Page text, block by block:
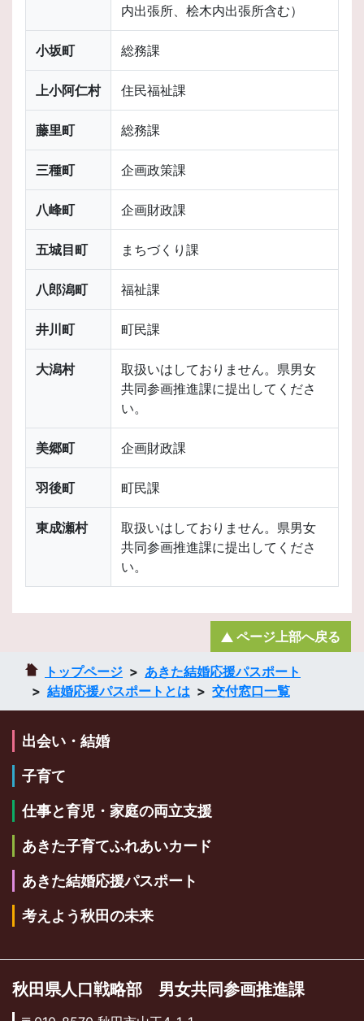
内出張所、桧木内出張所含む）
小坂町 総務課
上小阿仁村 住民福祉課
藤里町 総務課
三種町 企画政策課
八峰町 企画財政課
五城目町 まちづくり課
八郎潟町 福祉課
井川町 町民課
大潟村
取扱いはしておりません。県男女
共同参画推進課に提出してくださ
い。
美郷町 企画財政課
羽後町 町民課
東成瀬村
取扱いはしておりません。県男女
共同参画推進課に提出してくださ
い。
トップページ
あきた結婚応援パスポート
結婚応援パスポートとは
交付窓口一覧
ページ上部へ戻る
出会い・結婚
子育て
仕事と育児・家庭の両立支援
あきた子育てふれあいカード
あきた結婚応援パスポート
考えよう秋田の未来
秋田県人口戦略部 男女共同参画推進課